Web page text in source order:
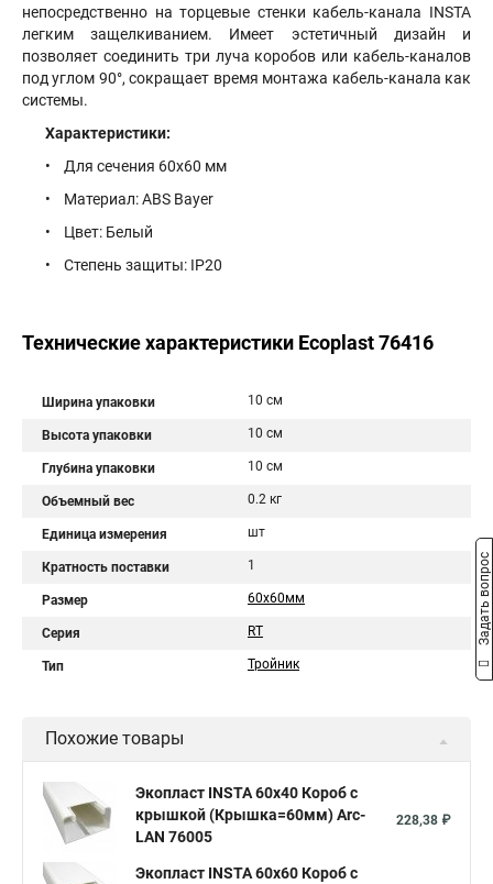
непосредственно на торцевые стенки кабель-канала INSTA
легким защелкиванием. Имеет эстетичный дизайн и
позволяет соединить три луча коробов или кабель-каналов
под углом 90°, сокращает время монтажа кабель-канала как
системы.
Характеристики:
• Для сечения 60х60 мм
• Материал: ABS Bayer
• Цвет: Белый
• Степень защиты: IP20
Технические характеристики Ecoplast 76416
Ширина упаковки 10 см
Высота упаковки 10 см
Глубина упаковки 10 см
Объемный вес 0.2 кг
Единица измерения шт
Кратность поставки 1
Размер 60х60мм
Серия RT
Тип Тройник
Похожие товары
Экопласт INSTA 60х40 Короб с
крышкой (Крышка=60мм) Arc-
LAN 76005
228,38 ₽
Экопласт INSTA 60х60 Короб с
Задать вопрос